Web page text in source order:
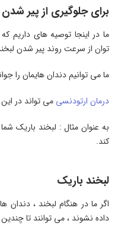
برای جلوگیری از پیر
ما در اینجا توصیه های داریم
توان از سرعت روند پیر شدن
ما می توانیم دندان هایمان را
درمان ارتودنسی می تواند در
به عنوان مثال : لبخند باریک
کند.
لبخند باریک
اگر ما در هنگام لبخند ،
داده نشوند ، می توانند تا